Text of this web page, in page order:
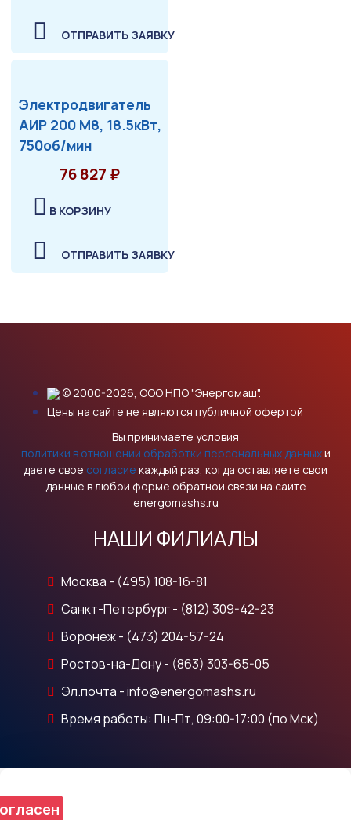
ОТПРАВИТЬ ЗАЯВКУ
Электродвигатель
АИР 200 М8, 18.5кВт,
750об/мин
76 827 ₽
В КОРЗИНУ
ОТПРАВИТЬ ЗАЯВКУ
© 2000-2026, ООО НПО "Энергомаш".
Цены на сайте не являются публичной офертой
Вы принимаете условия
политики в отношении обработки персональных данныхи
даете свое согласие каждый раз, когда оставляете свои
данные в любой форме обратной связи на сайте
energomashs.ru
НАШИ ФИЛИАЛЫ
Москва - (495) 108-16-81
Санкт-Петербург - (812) 309-42-23
Воронеж - (473) 204-57-24
Ростов-на-Дону - (863) 303-65-05
Эл.почта - info@energomashs.ru
Время работы: Пн-Пт, 09:00-17:00 (по Мск)